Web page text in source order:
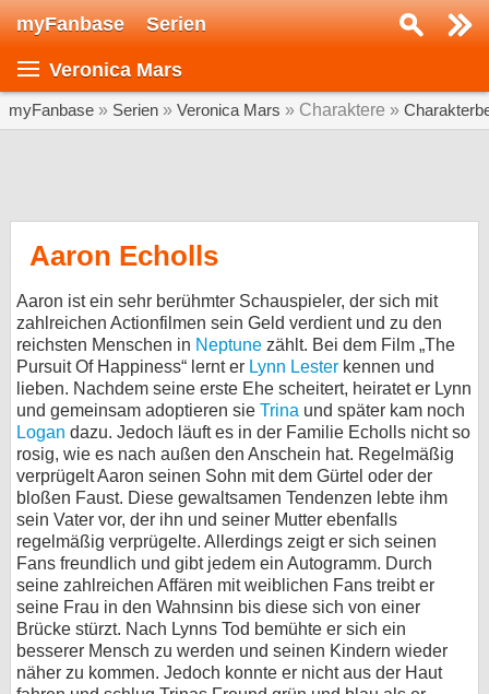
myFanbase Serien
Veronica Mars
myFanbase » Serien » Veronica Mars » Charaktere »
Aaron Echolls
Aaron ist ein sehr berühmter Schauspieler, der sich mit
zahlreichen Actionfilmen sein Geld verdient und zu den
reichsten Menschen in Neptune zählt. Bei dem Film „The
Pursuit Of Happiness“ lernt er Lynn Lester kennen und
lieben. Nachdem seine erste Ehe scheitert, heiratet er Lynn
und gemeinsam adoptieren sie Trina und später kam noch
Logan dazu. Jedoch läuft es in der Familie Echolls nicht so
rosig, wie es nach außen den Anschein hat. Regelmäßig
verprügelt Aaron seinen Sohn mit dem Gürtel oder der
bloßen Faust. Diese gewaltsamen Tendenzen lebte ihm
sein Vater vor, der ihn und seiner Mutter ebenfalls
regelmäßig verprügelte. Allerdings zeigt er sich seinen
Fans freundlich und gibt jedem ein Autogramm. Durch
seine zahlreichen Affären mit weiblichen Fans treibt er
seine Frau in den Wahnsinn bis diese sich von einer
Brücke stürzt. Nach Lynns Tod bemühte er sich ein
besserer Mensch zu werden und seinen Kindern wieder
näher zu kommen. Jedoch konnte er nicht aus der Haut
Serie suchen...
SERIEN
KULTUR
Specials
SERVICE
Gewinnspiele
Forum
bei X
bei Facebook
Kontakt
Nutzungsbedingungen